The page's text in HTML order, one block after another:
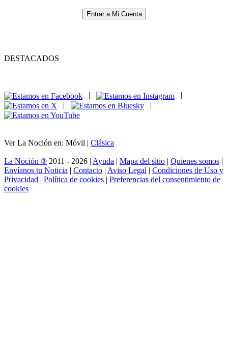
Entrar a Mi Cuenta
DESTACADOS
|
|
Ver La Noción en: Móvil | Clásica
La Noción ® 2011 - 2026 | Ayuda | Mapa del sitio | Quienes somos |
Envíanos tu Noticia | Contacto | Aviso Legal | Condiciones de Uso y
Privacidad | Política de cookies | Preferencias del consentimiento de
cookies